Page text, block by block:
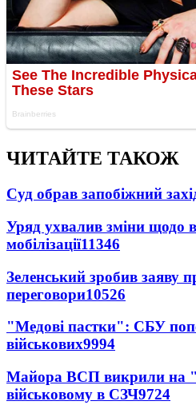
ЧИТАЙТЕ ТАКОЖ
Суд обрав запобіжний
Уряд ухвалив зміни щодо
мобілізації11346
Зеленський зробив заяву
переговори10526
"Медові пастки": СБУ
військових9994
Майора ВСП викрили на
військовому в СЗЧ9724